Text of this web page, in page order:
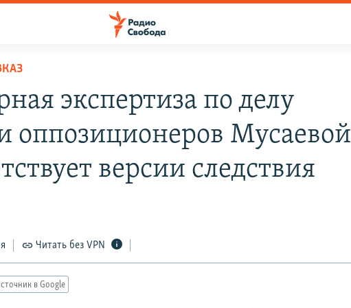
экспертиза по делу
оппозиционеров Мусаевой
версии следствия
Читать без VPN
в Google